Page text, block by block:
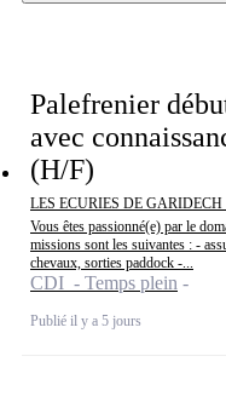
Palefrenier
avec
(H/F)
LES ECURIES DE
Vous êtes passionné(e) par le
missions sont les suivantes : -
chevaux, sorties paddock -...
CDI - Temps plein
Publié il y a 5 jours